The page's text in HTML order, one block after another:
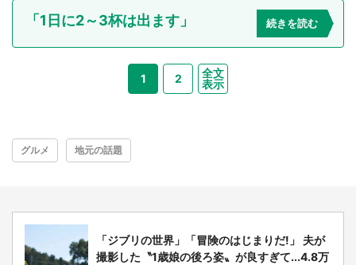
「1日に2～3杯は出ます」 続きを読む
1 2
全文
表示
グルメ 地元の話題
「ジブリの世界」「冒険のはじまりだ!」 夫が
撮影した〝1歳娘の後ろ姿〟が良すぎて...4.8万